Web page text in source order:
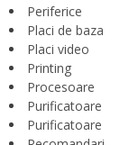
Periferice
Placi de baza
Placi video
Printing
Procesoare
Purificatoare
Purificatoare